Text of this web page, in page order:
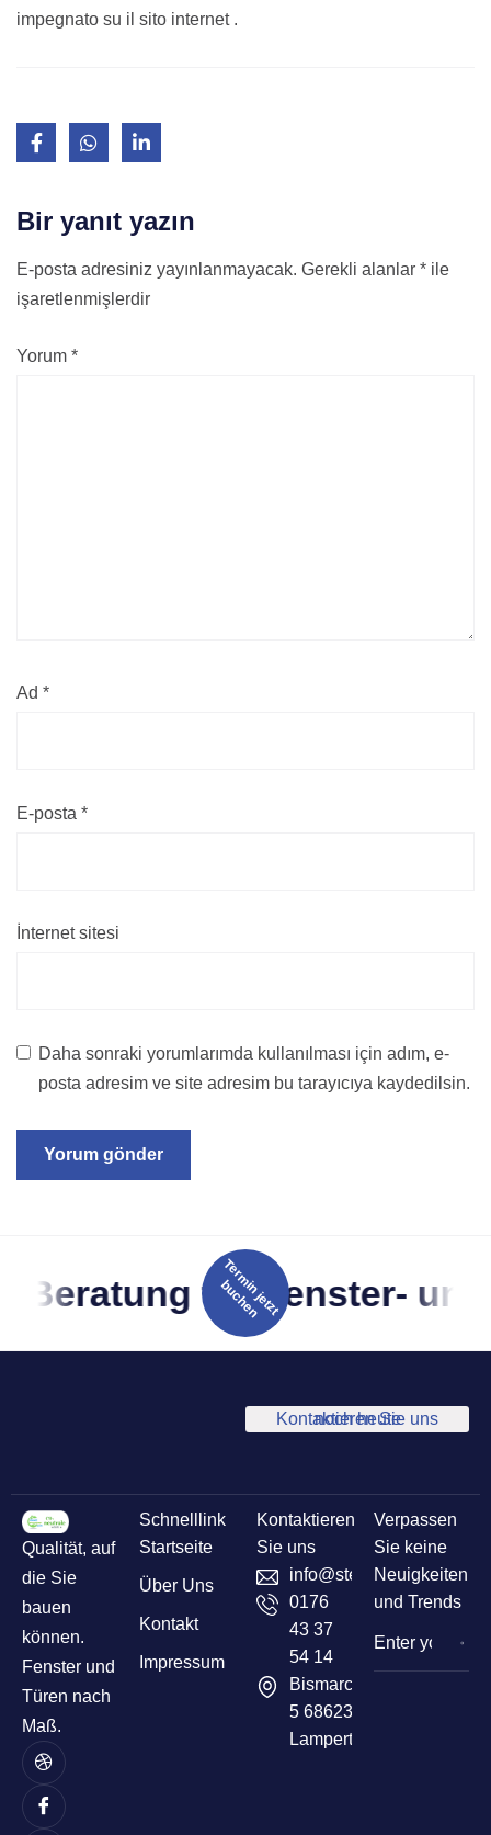
impegnato su il sito internet .
Bir yanıt yazın
E-posta adresiniz yayınlanmayacak. Gerekli alanlar * ile
işaretlenmişlerdir
Yorum *
Ad *
E-posta *
İnternet sitesi
Daha sonraki yorumlarımda kullanılması için adım, e-
posta adresim ve site adresim bu tarayıcıya kaydedilsin.
für Fenster- und
T
e
r
m
i
n
j
e
t
z
t
b
u
c
h
e
n
Kontaktieren Sie uns noch heute
Qualität, auf
die Sie
bauen
können.
Fenster und
Türen nach
Maß.
Schnelllink
Startseite
Über Uns
Kontakt
Impressum
Kontaktieren
Sie uns
info@sternelementbau.de
0176
43 37
54 14
Bismarckstr
5 68623
Lampertheim
Verpassen
Sie keine
Neuigkeiten
und Trends